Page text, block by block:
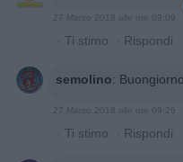
27 Marzo 2018 alle ore 09:09
· Ti stimo · Rispondi
semolino: Buongiorno
27 Marzo 2018 alle ore 09:26
· Ti stimo · Rispondi